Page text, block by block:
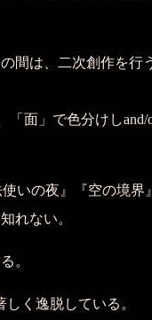
は、二次創作を行
面」で色分けし
の夜』『空の境
れない。
。
く逸脱している。